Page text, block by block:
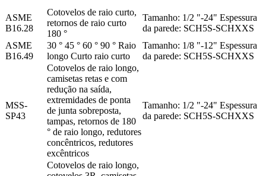
ASME
B16.28
Cotovelos de raio curto,
retornos de raio curto
180 °
Tamanho: 1/2 "-24" Espessura
da parede: SCH5S-SCHXXS
ASME
B16.49
30 ° 45 ° 60 ° 90 ° Raio
longo Curto raio curto
Tamanho: 1/8 "-12" Espessura
da parede: SCH5S-SCHXXS
MSS-
SP43
Cotovelos de raio longo,
camisetas retas e com
redução na saída,
extremidades de ponta
de junta sobreposta,
tampas, retornos de 180
° de raio longo, redutores
concêntricos, redutores
excêntricos
Tamanho: 1/2 "-24" Espessura
da parede: SCH5S-SCHXXS
Cotovelos de raio longo,